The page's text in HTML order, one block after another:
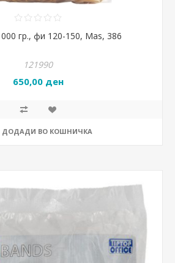
гр., фи 120-150, Mas, 386
121990
650,00 ден
ДОДАДИ ВО КОШНИЧКА